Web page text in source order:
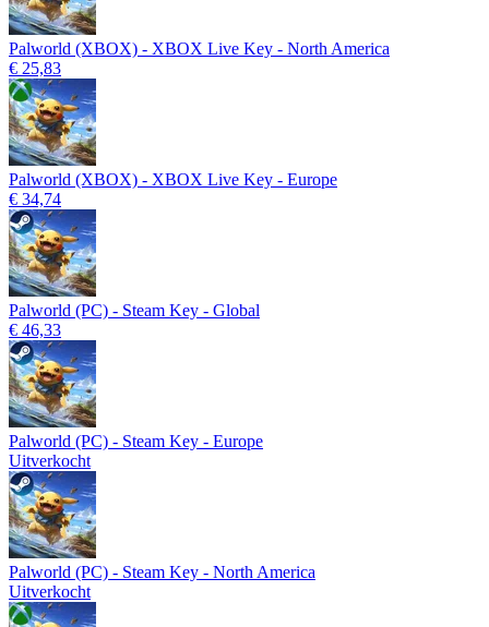
Palworld (XBOX) - XBOX Live Key - North America
€ 25,83
Palworld (XBOX) - XBOX Live Key - Europe
€ 34,74
Palworld (PC) - Steam Key - Global
€ 46,33
Palworld (PC) - Steam Key - Europe
Uitverkocht
Palworld (PC) - Steam Key - North America
Uitverkocht